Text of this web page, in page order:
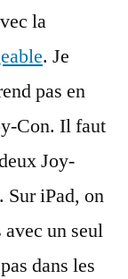
la
. Je
pas en
Con. Il faut
Joy-
Sur iPad, on
un seul
dans les